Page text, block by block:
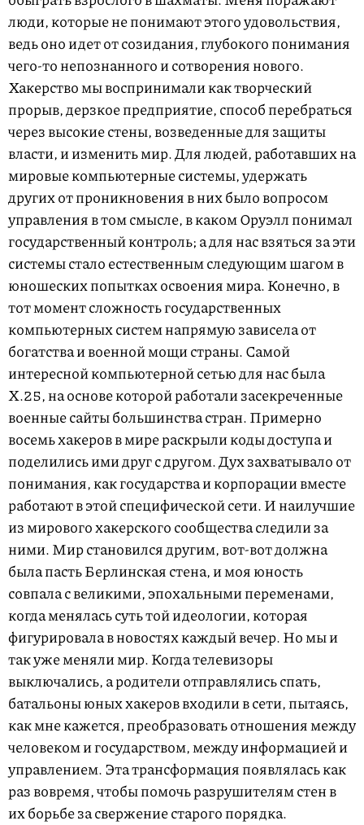
люди, которые не понимают этого удовольствия,
ведь оно идет от созидания, глубокого понимания
чего-то непознанного и сотворения нового.
Хакерство мы воспринимали как творческий
прорыв, дерзкое предприятие, способ перебраться
через высокие стены, возведенные для защиты
власти, и изменить мир. Для людей, работавших на
мировые компьютерные системы, удержать
других от проникновения в них было вопросом
управления в том смысле, в каком Оруэлл понимал
государственный контроль; а для нас взяться за эти
системы стало естественным следующим шагом в
юношеских попытках освоения мира. Конечно, в
тот момент сложность государственных
компьютерных систем напрямую зависела от
богатства и военной мощи страны. Самой
интересной компьютерной сетью для нас была
X.25, на основе которой работали засекреченные
военные сайты большинства стран. Примерно
восемь хакеров в мире раскрыли коды доступа и
поделились ими друг с другом. Дух захватывало от
понимания, как государства и корпорации вместе
работают в этой специфической сети. И наилучшие
из мирового хакерского сообщества следили за
ними. Мир становился другим, вот-вот должна
была пасть Берлинская стена, и моя юность
совпала с великими, эпохальными переменами,
когда менялась суть той идеологии, которая
фигурировала в новостях каждый вечер. Но мы и
так уже меняли мир. Когда телевизоры
выключались, а родители отправлялись спать,
батальоны юных хакеров входили в сети, пытаясь,
как мне кажется, преобразовать отношения между
человеком и государством, между информацией и
управлением. Эта трансформация появлялась как
раз вовремя, чтобы помочь разрушителям стен в
их борьбе за свержение старого порядка.